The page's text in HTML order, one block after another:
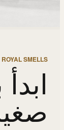
ROYAL SMELLS